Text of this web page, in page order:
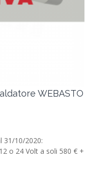
WEBASTO
31/10/2020:
o 24 Volt a soli 580 € +